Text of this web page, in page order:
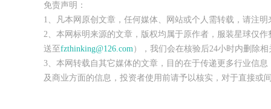
免责声明：
1、凡本网原创文章，任何媒体、网站或个人需转载，请注明
2、本网标明来源的文章，版权均属于原作者，服装星球仅
送至fzthinking@126.com），我们会在核验后24小时内删除
3、本网转载自其它媒体的文章，目的在于传递更多行业信
及商业方面的信息，投资者使用前请予以核实，对于直接或